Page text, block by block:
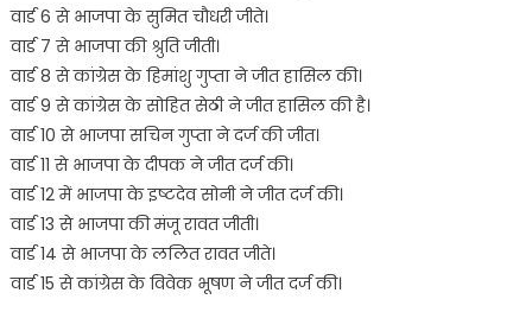
वार्ड 6 से भाजपा के सुमित चौधरी जीते।
वार्ड 7 से भाजपा की श्रुति जीती।
वार्ड 8 से कांग्रेस के हिमांशु गुप्ता ने जीत हासिल की।
वार्ड 9 से कांग्रेस के सोहित सेठी ने जीत हासिल की है।
वार्ड 10 से भाजपा सचिन गुप्ता ने दर्ज की जीत।
वार्ड 11 से भाजपा के दीपक ने जीत दर्ज की।
वार्ड 12 में भाजपा के इष्टदेव सोनी ने जीत दर्ज की।
वार्ड 13 से भाजपा की मंजू रावत जीती।
वार्ड 14 से भाजपा के ललित रावत जीते।
वार्ड 15 से कांग्रेस के विवेक भूषण ने जीत दर्ज की।